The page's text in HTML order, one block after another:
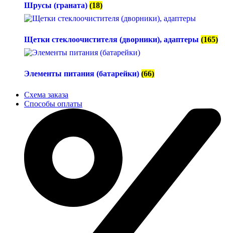
Шрусы (граната) (18)
Щетки стеклоочистителя (дворники), адаптеры (165)
Элементы питания (батарейки) (66)
Схема заказа
Способы оплаты